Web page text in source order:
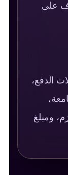
على
الدفع،
ومبلغ